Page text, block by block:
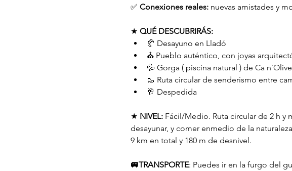
✅ Conexiones reales: nuevas amistades y
★ QUÉ DESCUBRIRÁS:
🥐 Desayuno en Lladó
⛪️ Pueblo auténtico, con joyas
💦 Gorga ( piscina natural ) de Ca
🥾 Ruta circular de senderismo entre
🥂 Despedida
★ NIVEL: Fácil/Medio. Ruta circular de 2 h y
desayunar, y comer enmedio de la
9 km en total y 180 m de desnivel.
🚐TRANSPORTE: Puedes ir en la furgo del